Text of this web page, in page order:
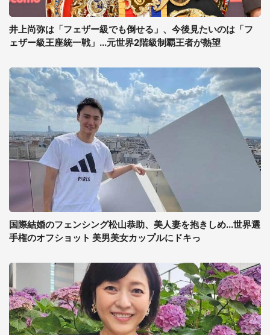
井上尚弥は「フェザー級でも倒せる」、今後見たいのは「フ
ェザー級王座統一戦」...元世界2階級制覇王者が熱望
国際結婚のフェンシング松山恭助、美人妻を抱きしめ...世界選
手権のオフショット 美男美女カップルにドキっ